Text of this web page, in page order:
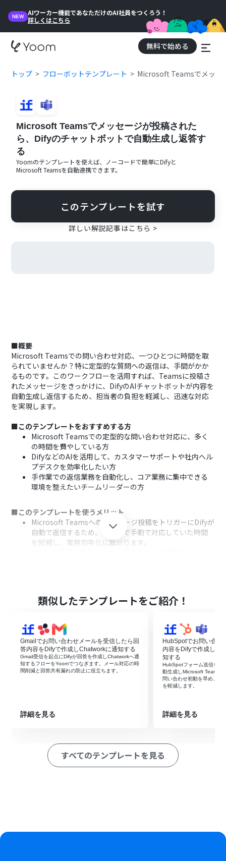
NEW
AIワーカー機能であなただけのAI社員をつくろう！
詳しくはこちら
無料で始める
トップ フローボットテンプレート Microsoft Teamsでメッセ
Microsoft Teamsでメッセージが投稿された
ら、Difyのチャットボットで自動生成し返答す
る
Yoomのテンプレートを使えば、ノーコードで簡単にDifyと
Microsoft Teamsを自動連携できます。
このテンプレートを試す
詳しい解説記事はこちら >
■概要
Microsoft Teamsでの問い合わせ対応、一つひとつに時間を取
られていませんか？特に定型的な質問への返信は、手間がかか
るものです。このワークフローを活用すれば、Teamsに投稿さ
れたメッセージをきっかけに、DifyのAIチャットボットが内容を
自動生成し返信するため、担当者の負担を軽減し、迅速な対応
を実現します。
■このテンプレートをおすすめする方
Microsoft Teamsでの定型的な問い合わせ対応に、多く
の時間を費やしている方
DifyなどのAIを活用して、カスタマーサポートや社内ヘル
プデスクを効率化したい方
手作業での返信業務を自動化し、コア業務に集中できる
環境を整えたいチームリーダーの方
■このテンプレートを使うメリット
Microsoft Teamsへのメッセージ投稿をトリガーにDifyが
自動で返信するため、これまで手動で対応していた時間
を短縮し、業務効率化に繋がります。
はじめに、Microsoft TeamsとDifyをYoomと連携しま
す。
ルにメッセージが送信されたら」というアクションを設定
します。
続いて、オペレーションでDifyの「チャットメッセージを
送信」アクションを設定し、Teamsのメッセージ内容を
基に返信内容を生成させます。
最後に、Microsoft Teamsの「チャネルにメッセージを
送る」アクションを設定し、Difyが生成した内容を対象の
※「トリガー」：フロー起動のきっかけとなるアクション、「オ
■このワークフローのカスタムポイント
Microsoft Teamsのトリガー設定では、どのチームのど
は、返信を投稿するチームIDやチャネルID、Difyが生成し
類似したテンプレートをご紹介！
Gmailでお問い合わせメールを受信したら回
答内容をDifyで作成しChatworkに通知する
Gmail受信を起点にDifyが回答を作成しChatworkへ通
知するフローをYoomでつなぎます。メール対応の時
間削減と回答共有漏れの防止に役立ちます。
詳細を見る
HubSpotでお問い合わ
内容をDifyで作成して
知する
HubSpotフォーム送信を起
動生成しMicrosoft Teams
問い合わせ初動を早め、文
を軽減します。
詳細を見る
すべてのテンプレートを見る